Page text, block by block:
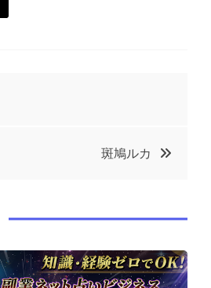
斑鳩ルカ